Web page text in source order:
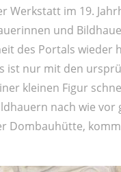
Werkstatt im 19.
und
des Portals wieder
ist nur mit den
kleinen Figur
nach wie vor
Dombauhütte,